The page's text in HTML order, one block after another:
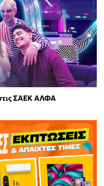
ΣΑΕΚ ΑΛΦΑ